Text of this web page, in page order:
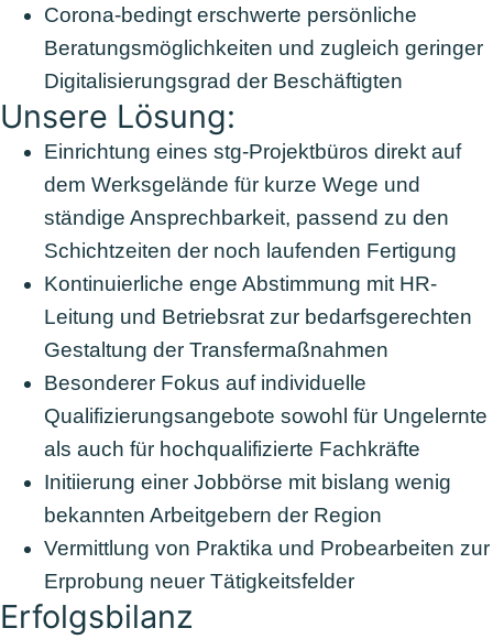
Corona-bedingt erschwerte persönliche
Beratungsmöglichkeiten und zugleich geringer
Digitalisierungsgrad der Beschäftigten
Unsere Lösung:
Einrichtung eines stg-Projektbüros direkt auf
dem Werksgelände für kurze Wege und
ständige Ansprechbarkeit, passend zu den
Schichtzeiten der noch laufenden Fertigung
Kontinuierliche enge Abstimmung mit HR-
Leitung und Betriebsrat zur bedarfsgerechten
Gestaltung der Transfermaßnahmen
Besonderer Fokus auf individuelle
Qualifizierungsangebote sowohl für Ungelernte
als auch für hochqualifizierte Fachkräfte
Initiierung einer Jobbörse mit bislang wenig
bekannten Arbeitgebern der Region
Vermittlung von Praktika und Probearbeiten zur
Erprobung neuer Tätigkeitsfelder
Erfolgsbilanz